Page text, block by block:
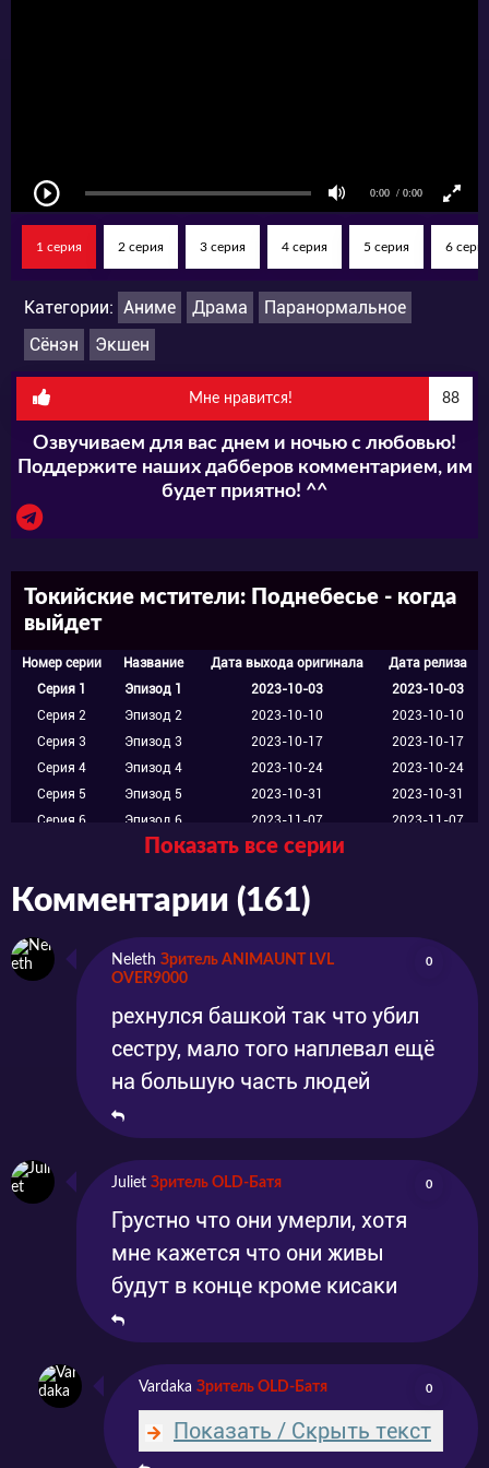
1 серия 2 серия 3 серия 4 серия 5 серия 6
Категории: Аниме Драма
Паранормальное
Сёнэн
Экшен
Мне нравится! 88
Озвучиваем для вас днем и ночью с любовью!
Поддержите наших дабберов комментарием, им
будет приятно! ^^
Токийские мстители: Поднебесье - когда
выйдет
Номер серии Название Дата выхода оригинала
Дата релиза
Серия 1
Эпизод 1 2023-10-03
2023-10-03
Серия 2
Эпизод 2 2023-10-10
2023-10-10
Серия 3
Эпизод 3 2023-10-17
2023-10-17
Серия 4
Эпизод 4 2023-10-24
2023-10-24
Серия 5
Эпизод 5 2023-10-31
2023-10-31
Серия 6
Эпизод 6 2023-11-07
2023-11-07
Эпизод 7 2023-11-14
Серия 9
Эпизод 9 2023-11-28
Серия 11
Эпизод 11 2023-12-12
2023-12-12
Серия 12
Эпизод 12
2023-12-26 2023-12-26
Показать все серии
Комментарии (161)
Neleth Зритель ANIMAUNT LVL
OVER9000
0
рехнулся башкой так что убил
сестру, мало того наплевал ещё
на большую часть людей
Juliet Зритель OLD-Батя 0
Грустно что они умерли, хотя
мне кажется что они живы
будут в конце кроме кисаки
Vardaka Зритель OLD-Батя 0
Показать / Скрыть текст